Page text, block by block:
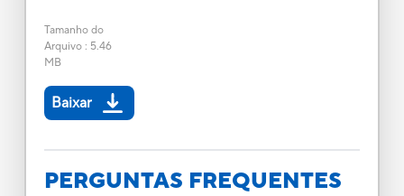
Tamanho do
Arquivo: 5.46
MB
Baixar
PERGUNTAS FREQUENTES